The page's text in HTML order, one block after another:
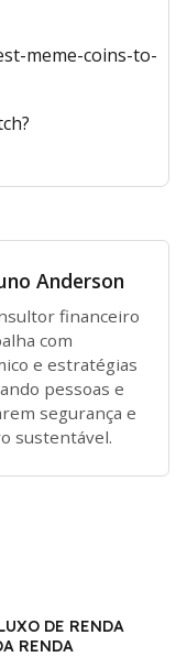
meme-coins-to-
Anderson
financeiro
com
e estratégias
pessoas e
segurança e
sustentável.
DE RENDA
RENDA